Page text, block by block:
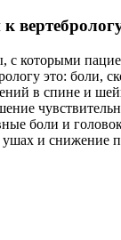
которыми
это: боли,
в спине и
боли и
и снижение